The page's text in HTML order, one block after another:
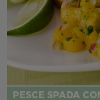
PESCE SPADA